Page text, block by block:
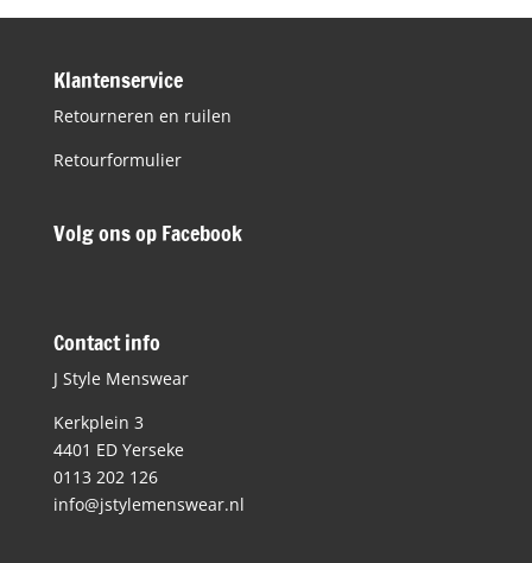
Klantenservice
Retourneren en ruilen
Retourformulier
Volg ons op Facebook
Contact info
J Style Menswear
Kerkplein 3
4401 ED Yerseke
0113 202 126
info@jstylemenswear.nl